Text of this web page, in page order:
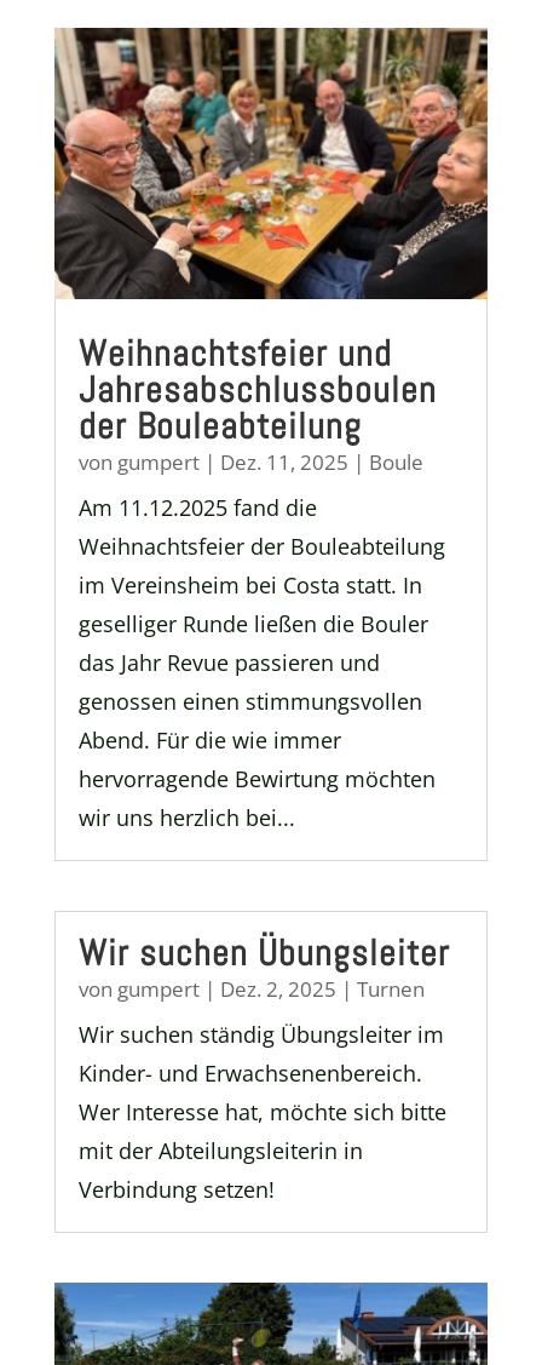
Weihnachtsfeier und
Jahresabschlussboulen
der Bouleabteilung
von gumpert| Dez. 11, 2025 | Boule
Am 11.12.2025 fand die
Weihnachtsfeier der Bouleabteilung
im Vereinsheim bei Costa statt. In
geselliger Runde ließen die Bouler
das Jahr Revue passieren und
genossen einen stimmungsvollen
Abend. Für die wie immer
hervorragende Bewirtung möchten
wir uns herzlich bei...
Wir suchen Übungsleiter
von gumpert| Dez. 2, 2025 | Turnen
Wir suchen ständig Übungsleiter im
Kinder- und Erwachsenenbereich.
Wer Interesse hat, möchte sich bitte
mit der Abteilungsleiterin in
Verbindung setzen!